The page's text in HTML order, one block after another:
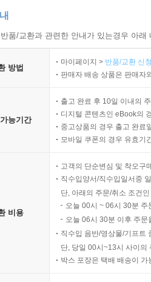
품/교환과 관련한 안내가 있는경우 아
방법
마이페이지 > 반품/교환 신
판매자 배송 상품은 판매자
능기간
출고 완료 후 10일 이내의
디지털 콘텐츠인 eBook의
중고상품의 경우 출고 완료
모바일 쿠폰의 경우 유효기
비용
고객의 단순변심 및 착오구
직수입양서/직수입일서중
단, 아래의 주문/취소 조건
오늘 00시 ~ 06시 30분
오늘 06시 30분 이후 주
직수입 음반/영상물/기프트
단, 당일 00시~13시 사이의
박스 포장은 택배 배송이